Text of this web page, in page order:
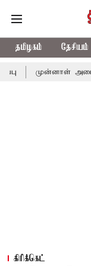
தமிழகம் தேசியம்
அமைச்சர்
கிரிக்கெட்